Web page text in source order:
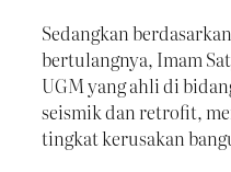
Sedangkan
bertulangnya, Imam
UGM yang ahli di
seismik dan retrofit,
tingkat kerusakan